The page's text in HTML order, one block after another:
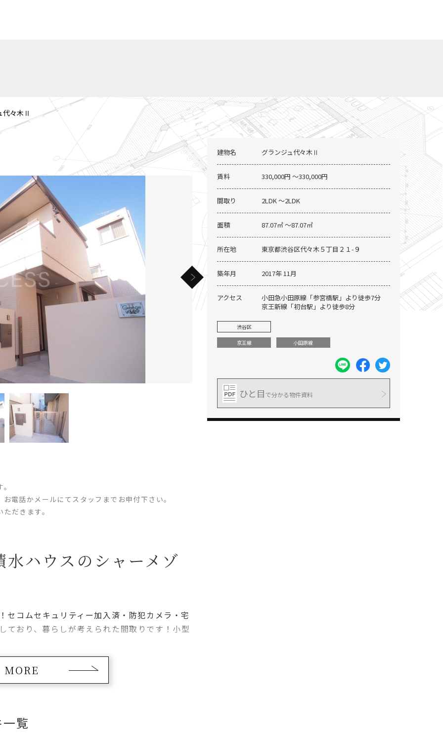
代々木Ⅱ
2 / 2
オートロック・宅配ボックス設置
電話かメールにてスタッフまでお申付下さい。
だきます。
水ハウスのシャーメゾ
セコムセキュリティー加入済・防犯カメラ・宅
ており、暮らしが考えられた間取りです！小型
MORE
覧
建物名 グランジュ代々木Ⅱ
賃料 330,000円 〜330,000円
間取り 2LDK 〜2LDK
面積 87.07㎡ 〜87.07㎡
所在地 東京都渋谷区代々木５丁目２１-９
築年月 2017年 11月
アクセス
小田急小田原線「参宮橋駅」より徒歩7分
京王新線「初台駅」より徒歩8分
渋谷区
京王線 小田原線
ひと目で分かる物件資料